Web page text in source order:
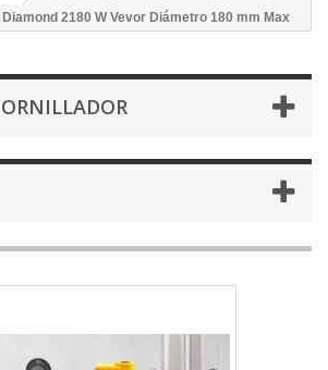
2180 W Vevor Diámetro 180 mm Max